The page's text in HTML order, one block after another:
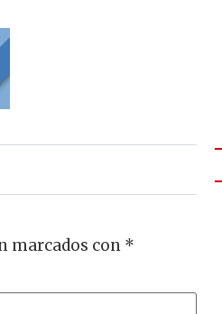
marcados con *